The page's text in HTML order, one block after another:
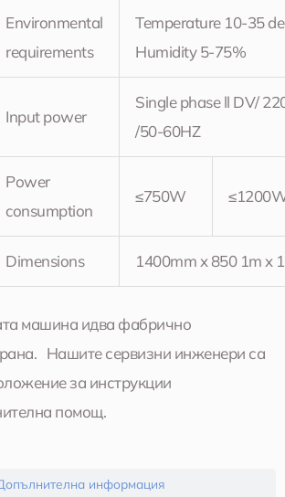
информация
Environmental
requirements
Temperature 10-35
Humidity 5-75%
Input power
Single phase ll DV/
/50-60HZ
Power
consumption
≤750W
Dimensions 1400mm x 850 1m x
машина идва фабрично
Нашите сервизни инженери са
за инструкции
помощ.